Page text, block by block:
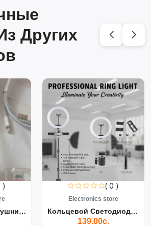
Других
)
Беспроводные Наушники Air...
( 0 )
Electronics store
Кольцевой Светодиодный Св...
139.00с.